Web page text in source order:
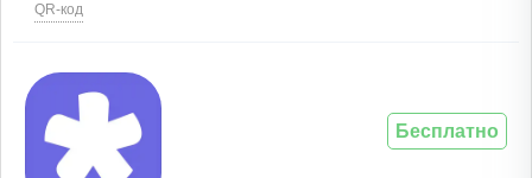
QR-код
Бесплатно